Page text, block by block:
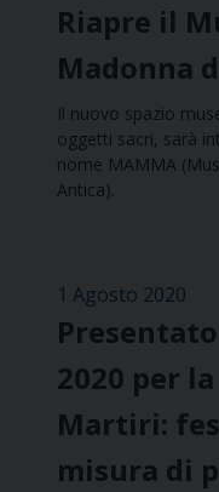
Riapre il
Madonna
Il nuovo spazio
oggetti sacri, sarà
nome MAMMA
Antica).
1 Agosto 2020
2020 per
Martiri:
misura di